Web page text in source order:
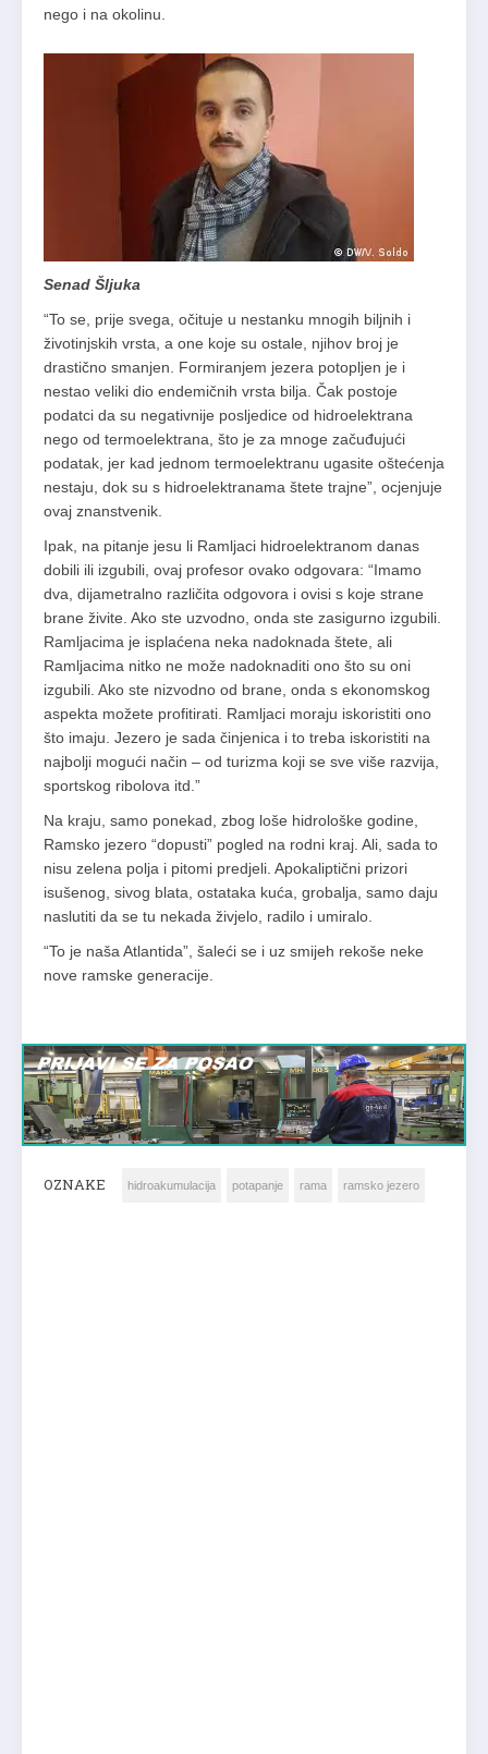
nego i na okolinu.
Senad Šljuka
“To se, prije svega, očituje u nestanku mnogih biljnih i
životinjskih vrsta, a one koje su ostale, njihov broj je
drastično smanjen. Formiranjem jezera potopljen je i
nestao veliki dio endemičnih vrsta bilja. Čak postoje
podatci da su negativnije posljedice od hidroelektrana
nego od termoelektrana, što je za mnoge začuđujući
podatak, jer kad jednom termoelektranu ugasite oštećenja
nestaju, dok su s hidroelektranama štete trajne”, ocjenjuje
ovaj znanstvenik.
Ipak, na pitanje jesu li Ramljaci hidroelektranom danas
dobili ili izgubili, ovaj profesor ovako odgovara: “Imamo
dva, dijametralno različita odgovora i ovisi s koje strane
brane živite. Ako ste uzvodno, onda ste zasigurno izgubili.
Ramljacima je isplaćena neka nadoknada štete, ali
Ramljacima nitko ne može nadoknaditi ono što su oni
izgubili. Ako ste nizvodno od brane, onda s ekonomskog
aspekta možete profitirati. Ramljaci moraju iskoristiti ono
što imaju. Jezero je sada činjenica i to treba iskoristiti na
najbolji mogući način – od turizma koji se sve više razvija,
sportskog ribolova itd.”
Na kraju, samo ponekad, zbog loše hidrološke godine,
Ramsko jezero “dopusti” pogled na rodni kraj. Ali, sada to
nisu zelena polja i pitomi predjeli. Apokaliptični prizori
isušenog, sivog blata, ostataka kuća, grobalja, samo daju
naslutiti da se tu nekada živjelo, radilo i umiralo.
“To je naša Atlantida”, šaleći se i uz smijeh rekoše neke
nove ramske generacije.
OZNAKE hidroakumulacija potapanje rama ramsko jezero